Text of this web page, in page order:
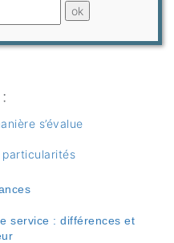
s’évalue
particularités
service : différences et